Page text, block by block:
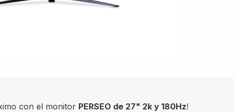
con el monitor PERSEO de 27" 2k y 180Hz!